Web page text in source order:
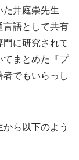
井庭崇先生
語として共有
に研究されて
てまとめた『プ
でもいらっし
ら以下のよう